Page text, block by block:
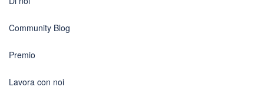
Community Blog
Premio
Lavora con noi